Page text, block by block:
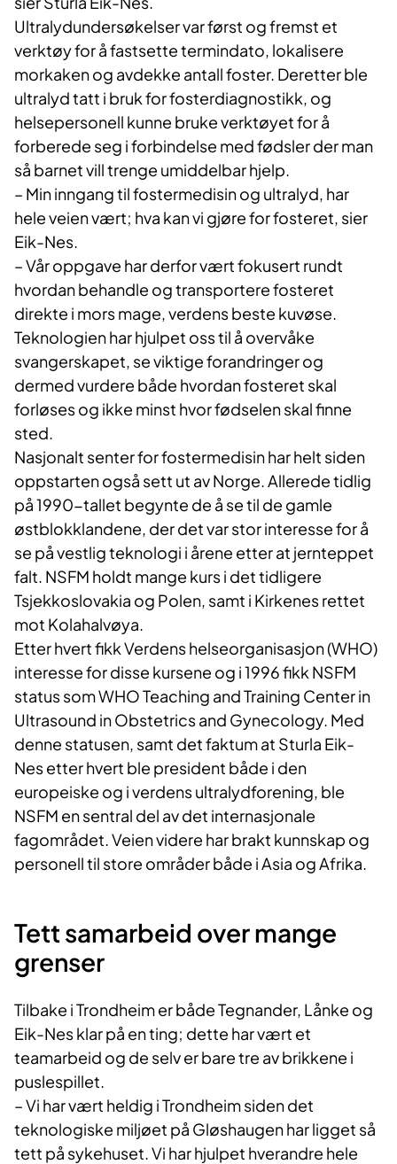
Ultralydundersøkelser var først og fremst et
verktøy for å fastsette termindato, lokalisere
morkaken og avdekke antall foster. Deretter ble
ultralyd tatt i bruk for fosterdiagnostikk, og
helsepersonell kunne bruke verktøyet for å
forberede seg i forbindelse med fødsler der man
så barnet vill trenge umiddelbar hjelp.
– Min inngang til fostermedisin og ultralyd, har
hele veien vært; hva kan vi gjøre for fosteret, sier
Eik-Nes.
– Vår oppgave har derfor vært fokusert rundt
hvordan behandle og transportere fosteret
direkte i mors mage, verdens beste kuvøse.
Teknologien har hjulpet oss til å overvåke
svangerskapet, se viktige forandringer og
dermed vurdere både hvordan fosteret skal
forløses og ikke minst hvor fødselen skal finne
sted.
Nasjonalt senter for fostermedisin har helt siden
oppstarten også sett ut av Norge. Allerede tidlig
på 1990-tallet begynte de å se til de gamle
østblokklandene, der det var stor interesse for å
se på vestlig teknologi i årene etter at jernteppet
falt. NSFM holdt mange kurs i det tidligere
Tsjekkoslovakia og Polen, samt i Kirkenes rettet
mot Kolahalvøya.
Etter hvert fikk Verdens helseorganisasjon (WHO)
interesse for disse kursene og i 1996 fikk NSFM
status som WHO Teaching and Training Center in
Ultrasound in Obstetrics and Gynecology. Med
denne statusen, samt det faktum at Sturla Eik-
Nes etter hvert ble president både i den
europeiske og i verdens ultralydforening, ble
NSFM en sentral del av det internasjonale
fagområdet. Veien videre har brakt kunnskap og
personell til store områder både i Asia og Afrika.
Tett samarbeid over mange
grenser​
Tilbake i Trondheim er både Tegnander, Lånke og
Eik-Nes klar på en ting; dette har vært et
teamarbeid og de selv er bare tre av brikkene i
puslespillet.
– Vi har vært heldig i Trondheim siden det
teknologiske miljøet på Gløshaugen har ligget så
tett på sykehuset. Vi har hjulpet hverandre hele